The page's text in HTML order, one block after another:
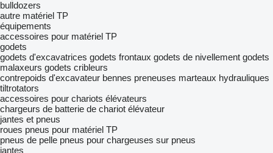
bulldozers
autre matériel TP
équipements
accessoires pour matériel TP
godets
godets d'excavatrices godets frontaux godets de nivellement godets
malaxeurs godets cribleurs
contrepoids d'excavateur bennes preneuses marteaux hydrauliques
tiltrotators
accessoires pour chariots élévateurs
chargeurs de batterie de chariot élévateur
jantes et pneus
roues pneus pour matériel TP
pneus de pelle pneus pour chargeuses sur pneus
jantes